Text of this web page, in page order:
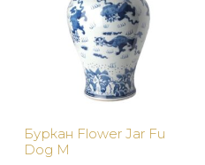
Буркан Flower Jar Fu
Dog M